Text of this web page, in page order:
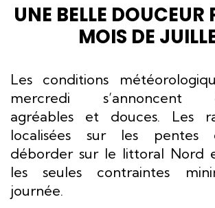
UNE BELLE DOUCEUR
MOIS DE
Les conditions
mercredi s’annoncent
agréables et douces. Les
localisées sur les pentes
déborder sur le littoral Nord
les seules contraintes
journée.